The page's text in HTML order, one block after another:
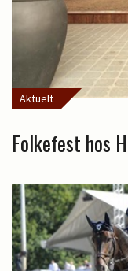
Aktuelt
Folkefest hos